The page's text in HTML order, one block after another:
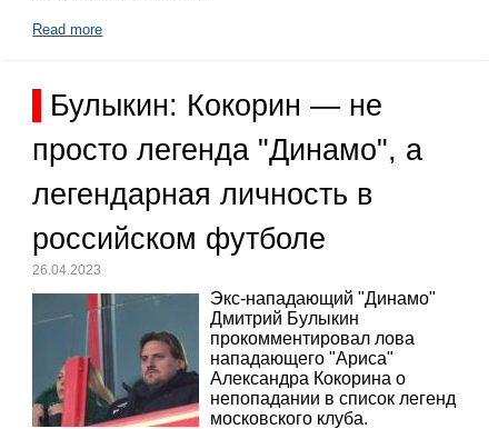
Read more
Булыкин: Кокорин — не
просто легенда "Динамо", а
легендарная личность в
российском футболе
26.04.2023
Экс-нападающий "Динамо"
Дмитрий Булыкин
прокомментировал лова
нападающего "Ариса"
Александра Кокорина о
непопадании в список легенд
московского клуба.